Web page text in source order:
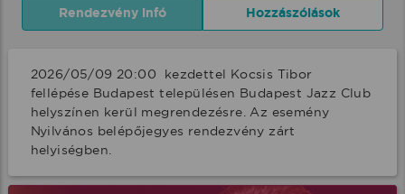
Rendezvény infó Hozzászólások
2026/05/09 20:00  kezdettel Kocsis Tibor
fellépése Budapest településen Budapest Jazz Club
helyszínen kerül megrendezésre. Az esemény
Nyilvános belépőjegyes rendezvény zárt
helyiségben.